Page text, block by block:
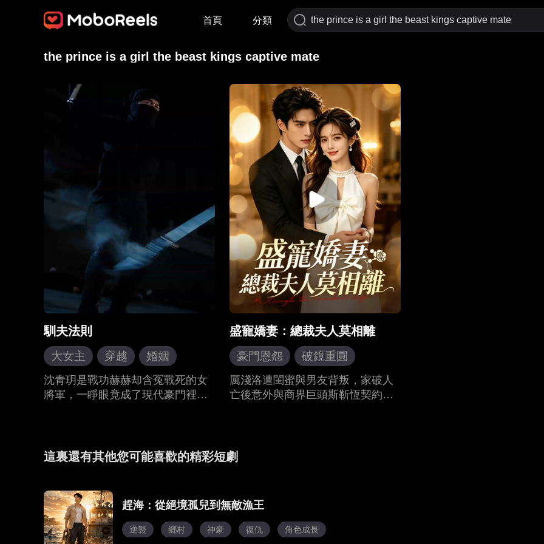
首頁 分類
the prince is a girl the beast kings captive mate
馴夫法則
大女主 穿越
婚姻
先婚後愛
現代言情
沈青玥是戰功赫赫却含冤戰死的女
將軍，一睜眼竟成了現代豪門裡任
戰神遇上現代浪子，馴夫如訓兵，
丈夫，在光怪陸離的現代都市裡，
闖出屬於自己的一片天。
盛寵嬌妻：總裁夫人莫相離
豪門恩怨
破鏡重圓
霸總
厲淺洛遭閨蜜與男友背叛，家破人
亡後意外與商界巨頭斯靳恆契約結
是A國黎家失散千金，逆襲歸來。斯
局。
這裏還有其他您可能喜歡的精彩短劇
趕海：從絕境孤兒到無敵漁王
逆襲 鄉村 神豪 復仇 角色成長